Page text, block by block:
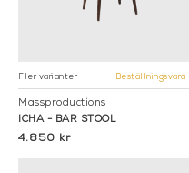
Fler varianter Beställningsvara
Massproductions
ICHA - BAR STOOL
4.850 kr